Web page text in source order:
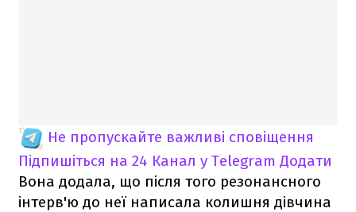
Не пропускайте важливі сповіщення
Підпишіться на 24 Канал у Telegram Додати
Вона додала, що після того резонансного
інтерв'ю до неї написала колишня дівчина